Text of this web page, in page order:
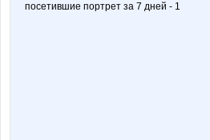
посетившие портрет за 7 дней - 1